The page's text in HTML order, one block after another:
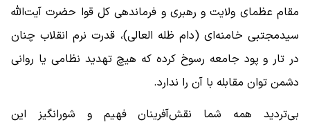
مقام عظمای ولایت و رهبری و فرماندهی کل قوا حضرت آیت‌الله
سیدمجتبی خامنه‌ای (دام ظله العالی)، قدرت نرم انقلاب چنان
در تار و پود جامعه رسوخ کرده که هیچ تهدید نظامی یا روانی
دشمن توان مقابله با آن را ندارد.
بی‌تردید همه شما نقش‌آفرینان فهیم و شورانگیز این